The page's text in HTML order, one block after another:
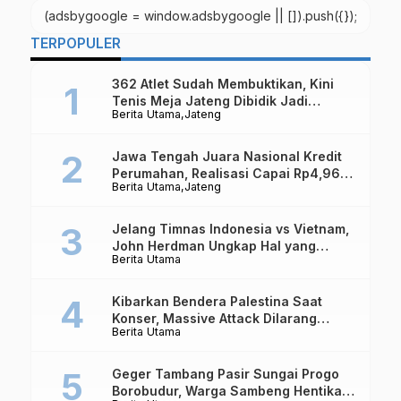
(adsbygoogle = window.adsbygoogle || []).push({});
TERPOPULER
Berita Utama Jateng
362 Atlet Sudah Membuktikan, Kini
Tenis Meja Jateng Dibidik Jadi
Kekuatan Nasional
Berita Utama Jateng
Jawa Tengah Juara Nasional Kredit
Perumahan, Realisasi Capai Rp4,96
Triliun
Berita Utama
Jelang Timnas Indonesia vs Vietnam,
John Herdman Ungkap Hal yang
Dipertaruhkan
Berita Utama
Kibarkan Bendera Palestina Saat
Konser, Massive Attack Dilarang
Masuk Singapura Lagi
Geger Tambang Pasir Sungai Progo
Borobudur, Warga Sambeng Hentikan